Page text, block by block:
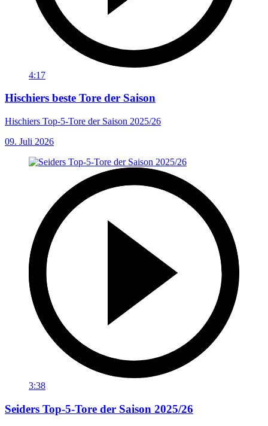
4:17
Hischiers beste Tore der Saison
Hischiers Top-5-Tore der Saison 2025/26
09. Juli 2026
3:38
Seiders Top-5-Tore der Saison 2025/26